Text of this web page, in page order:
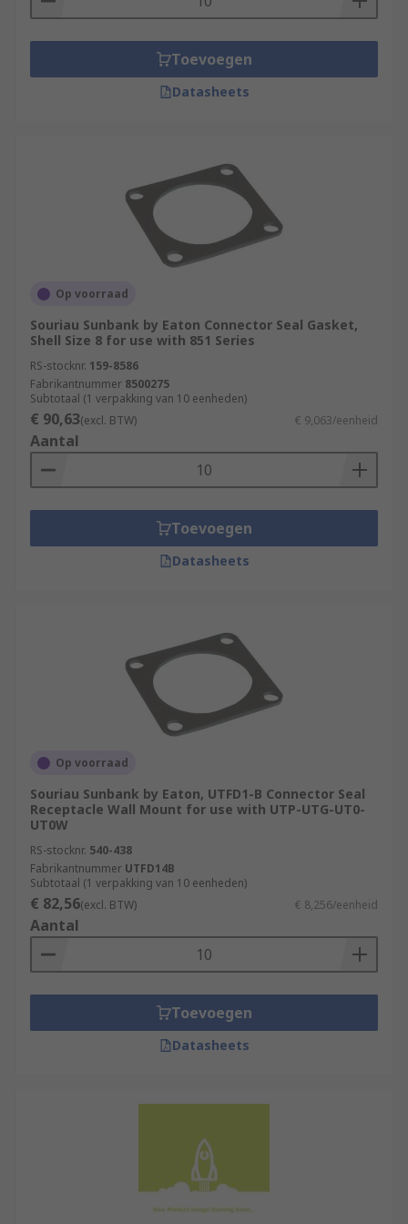
Toevoegen
Datasheets
Op voorraad
Souriau Sunbank by Eaton Connector Seal Gasket,
Shell Size 8 for use with 851 Series
RS-stocknr. 159-8586
Fabrikantnummer 8500275
Subtotaal (1 verpakking van 10 eenheden)
€ 90,63(excl. BTW) € 9,063/eenheid
Aantal
Toevoegen
Datasheets
Op voorraad
Souriau Sunbank by Eaton, UTFD1-B Connector Seal
Receptacle Wall Mount for use with UTP-UTG-UT0-
UT0W
RS-stocknr. 540-438
Fabrikantnummer UTFD14B
Subtotaal (1 verpakking van 10 eenheden)
€ 82,56(excl. BTW) € 8,256/eenheid
Aantal
Toevoegen
Datasheets